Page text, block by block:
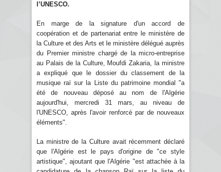
l’UNESCO.
En marge de la signature d'un accord de
coopération et de partenariat entre le ministère de
la Culture et des Arts et le ministère délégué auprès
du Premier ministre chargé de la micro-entreprise
au Palais de la Culture, Moufdi Zakaria, la ministre
a expliqué que le dossier du classement de la
musique raï sur la Liste du patrimoine mondial "a
été de nouveau déposé au nom de l'Algérie
aujourd'hui, mercredi 31 mars, au niveau de
l'UNESCO, après l'avoir renforcé par de nouveaux
éléments".
La ministre de la Culture avait récemment déclaré
que l'Algérie est le pays d'origine de "ce style
artistique", ajoutant que l'Algérie "est attachée à la